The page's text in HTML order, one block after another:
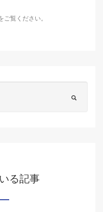
覧ください。
る記事